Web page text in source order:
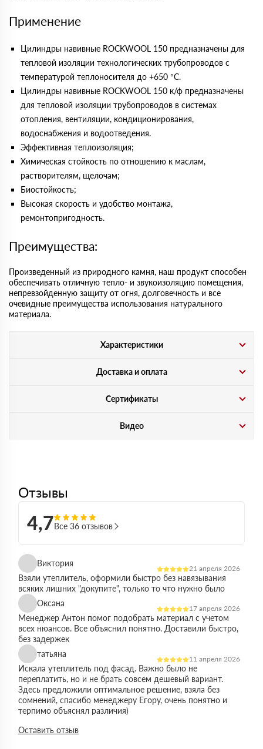
Применение
Цилиндры навивные ROCKWOOL 150 предназначены для
тепловой изоляции технологических трубопроводов с
температурой теплоносителя до +650 °С.
Цилиндры навивные ROCKWOOL 150 к/ф предназначены
для тепловой изоляции трубопроводов в системах
отопления, вентиляции, кондиционирования,
водоснабжения и водоотведения.
Эффективная теплоизоляция;
Химическая стойкость по отношению к маслам,
растворителям, щелочам;
Биостойкость;
Высокая скорость и удобство монтажа,
ремонтопригодность.
Преимущества:
Произведенный из природного камня, наш продукт способен
обеспечивать отличную тепло- и звукоизоляцию помещения,
непревзойденную защиту от огня, долговечность и все
очевидные преимущества использования натурального
материала.
Характеристики
Доставка и оплата
Сертификаты
Видео
Отзывы
4,7Все 36 отзывов
Виктория
21 апреля 2026
Взяли утеплитель, оформили быстро без навязывания
всяких лишних "докупите", только то что нужно было
Оксана
17 апреля 2026
Менеджер Антон помог подобрать материал с учетом
всех нюансов. Все объяснил понятно. Доставили быстро,
без задержек
татьяна
11 апреля 2026
Искала утеплитель под фасад. Важно было не
переплатить, но и не брать совсем дешевый вариант.
Здесь предложили оптимальное решение, взяла без
сомнений, спасибо менеджеру Егору, очень понятно и
терпимо объяснял различия)
Оставить отзыв